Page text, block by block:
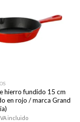
hierro fundido 15 cm
en rojo / marca Grand
incluido